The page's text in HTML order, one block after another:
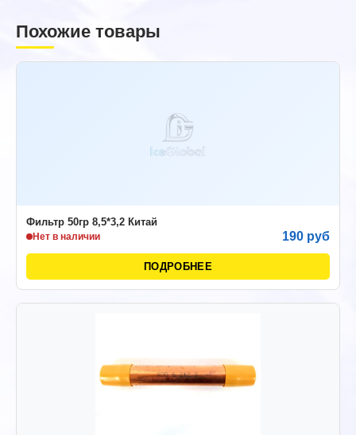
Похожие товары
Фильтр 50гр 8,5*3,2 Китай
Нет в наличии 190 руб
ПОДРОБНЕЕ